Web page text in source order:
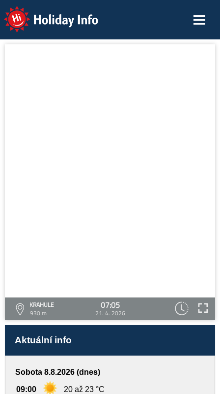
Holiday Info
KRAHULE
930 m
07:05
21. 4. 2026
Aktuální info
Sobota 8.8.2026 (dnes)
09:00 20 až 23 °C